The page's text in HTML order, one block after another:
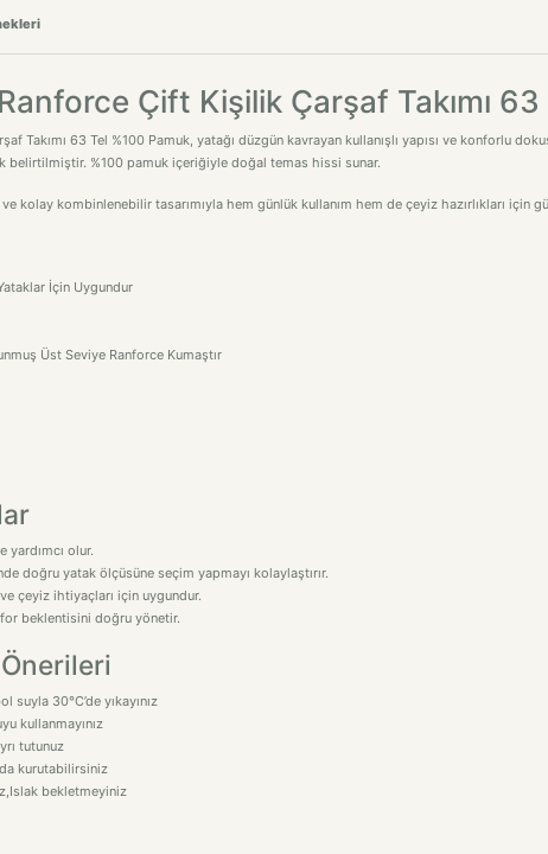
Çift Kişilik Çarşaf Takımı
Takımı 63 Tel %100 Pamuk, yatağı düzgün kavrayan kullanışlı yapısı ve konforlu
belirtilmiştir. %100 pamuk içeriğiyle doğal temas hissi sunar.
kolay kombinlenebilir tasarımıyla hem günlük kullanım hem de çeyiz hazırlıkları için
İçin Uygundur
Üst Seviye Ranforce Kumaştır
yardımcı olur.
doğru yatak ölçüsüne seçim yapmayı kolaylaştırır.
çeyiz ihtiyaçları için uygundur.
beklentisini doğru yönetir.
Önerileri
suyla 30°C’de yıkayınız
kullanmayınız
tutunuz
kurutabilirsiniz
bekletmeyiniz